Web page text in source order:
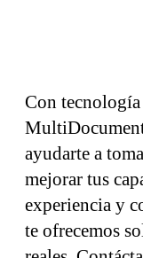
Con
ayudarte a
mejorar tus
experiencia y
te ofrecemos